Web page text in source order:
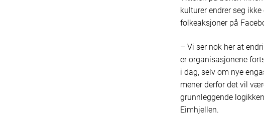
kulturer endrer seg
folkeaksjoner på
– Vi ser nok her at
er organisasjonene
i dag, selv om nye
mener derfor det vil
grunnleggende
Eimhjellen.